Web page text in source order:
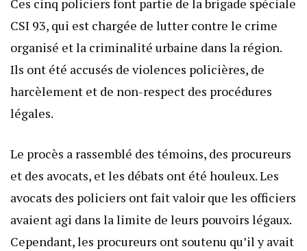
Ces cinq policiers font partie de la brigade spéciale
CSI 93, qui est chargée de lutter contre le crime
organisé et la criminalité urbaine dans la région.
Ils ont été accusés de violences policières, de
harcèlement et de non-respect des procédures
légales.
Le procès a rassemblé des témoins, des procureurs
et des avocats, et les débats ont été houleux. Les
avocats des policiers ont fait valoir que les officiers
avaient agi dans la limite de leurs pouvoirs légaux.
Cependant, les procureurs ont soutenu qu’il y avait